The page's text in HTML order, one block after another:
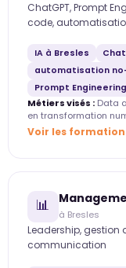
ChatGPT, Prompt
code,
IA à Bresles
automatisation
Prompt
Métiers visés : Data
en transformation
Voir les
📊 à Bresles
Leadership,
communication